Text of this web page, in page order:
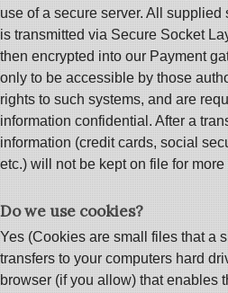
use of a secure server. All
is transmitted via Secure Socket
then encrypted into our Payment
only to be accessible by those
rights to such systems, and are
information confidential. After a
information (credit cards, social
etc.) will not be kept on file for
Do we use cookies?
Yes (Cookies are small files that a
transfers to your computers hard
browser (if you allow) that enables